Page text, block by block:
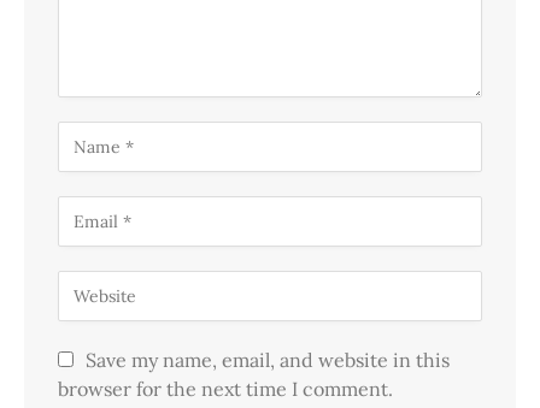
Save my name, email, and website in this
browser for the next time I comment.